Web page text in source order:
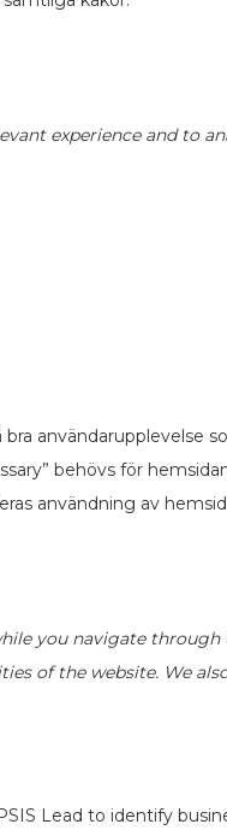
experience and to
användarupplevelse
behövs för
användning av
you navigate
of the website. We
Lead to identify